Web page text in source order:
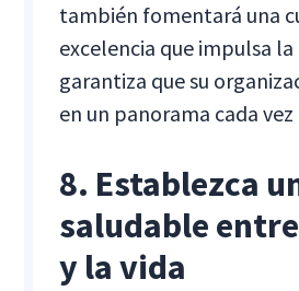
también fomentará una
excelencia que impulsa
garantiza que su
en un panorama cada
8. Establezca
saludable
y la vida